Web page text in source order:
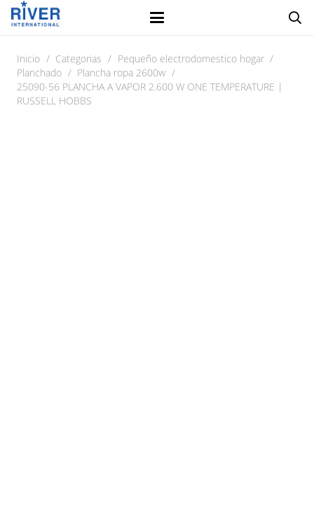
Inicio / Categorias / Pequeño electrodomestico hogar /
Planchado / Plancha ropa 2600w /
25090-56 PLANCHA A VAPOR 2.600 W ONE TEMPERATURE |
RUSSELL HOBBS